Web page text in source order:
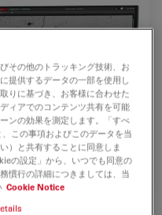
その他のトラッキング技術、お
提供するデータの一部を使用し
りに基づき、お客様に合わせた
ィアでのコンテンツ共有を可能
ンの効果を測定します。「すべ
この事項およびこのデータを当
）と共有することに同意しま
の設定」から、いつでも同意の
慣行の詳細につきましては、当
Cookie Notice